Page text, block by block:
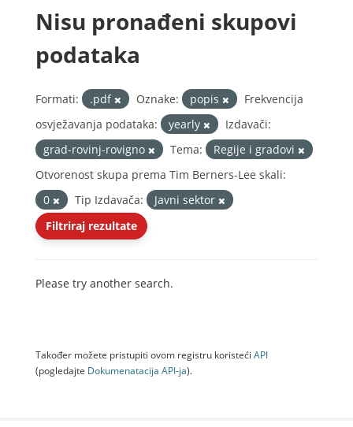
Nisu pronađeni skupovi
podataka
Formati: .pdf Oznake: popis
Frekvencija
osvježavanja podataka:
yearly
Izdavači:
grad-rovinj-rovigno
Tema:
Regije i gradovi
Otvorenost skupa prema Tim Berners-Lee skali:
0
Tip Izdavača:
Javni sektor
Filtriraj rezultate
Please try another search.
Također možete pristupiti ovom registru koristeći API
(pogledajte Dokumenаtаcijа API-jа).